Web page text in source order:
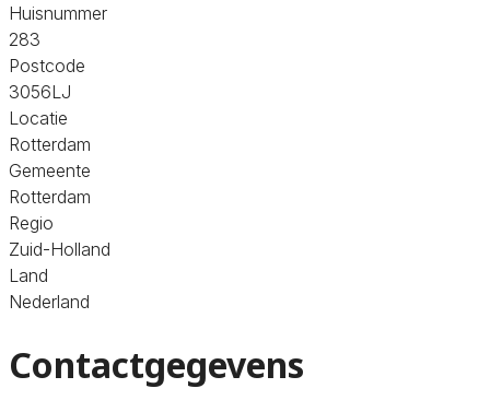
Huisnummer
283
Postcode
3056LJ
Locatie
Rotterdam
Gemeente
Rotterdam
Regio
Zuid-Holland
Land
Nederland
Contactgegevens